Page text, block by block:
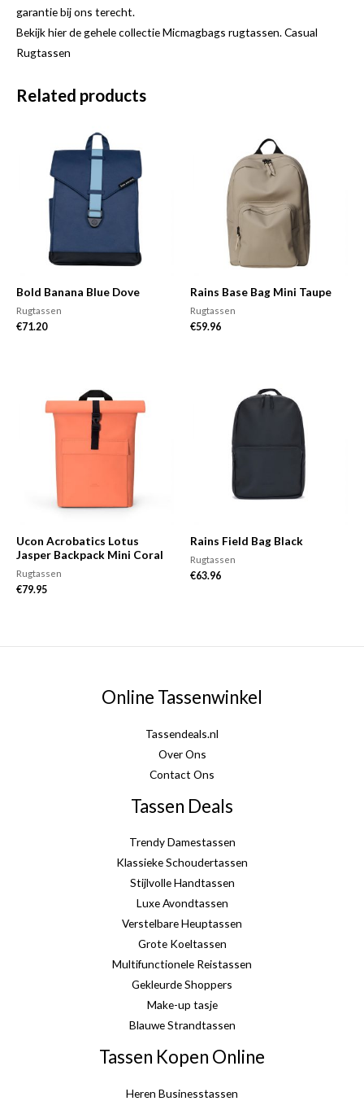
garantie bij ons terecht.
Bekijk hier de gehele collectie Micmagbags rugtassen. Casual
Rugtassen
Related products
Bold Banana Blue Dove
Rugtassen
€71.20
Rains Base Bag Mini Taupe
Rugtassen
€59.96
Ucon Acrobatics Lotus
Jasper Backpack Mini Coral
Rugtassen
€79.95
Rains Field Bag Black
Rugtassen
€63.96
Online Tassenwinkel
Tassendeals.nl
Over Ons
Contact Ons
Tassen Deals
Trendy Damestassen
Klassieke Schoudertassen
Stijlvolle Handtassen
Luxe Avondtassen
Verstelbare Heuptassen
Grote Koeltassen
Multifunctionele Reistassen
Gekleurde Shoppers
Make-up tasje
Blauwe Strandtassen
Tassen Kopen Online
Heren Businesstassen